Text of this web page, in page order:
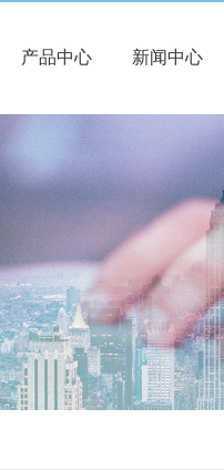
产品中心 新闻中心